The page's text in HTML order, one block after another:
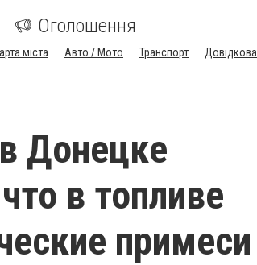
Оголошення
міста Авто / Мото Транспорт Довідкова
Донецке
в топливе
примеси